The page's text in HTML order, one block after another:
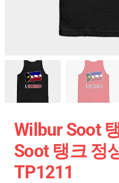
Wilbur Soot
Soot 탱크 정
TP1211